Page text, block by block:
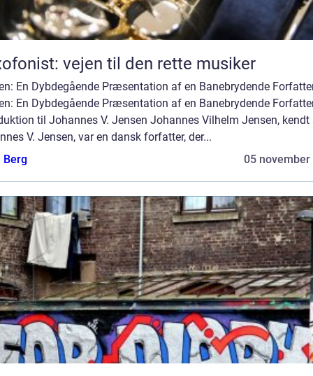
vejen til den rette musiker
En Dybdegående Præsentation af en Banebrydende
En Dybdegående Præsentation af en Banebrydende
til Johannes V. Jensen Johannes Vilhelm Jensen, kendt
V. Jensen, var en dansk forfatter, der...
Berg
05 november